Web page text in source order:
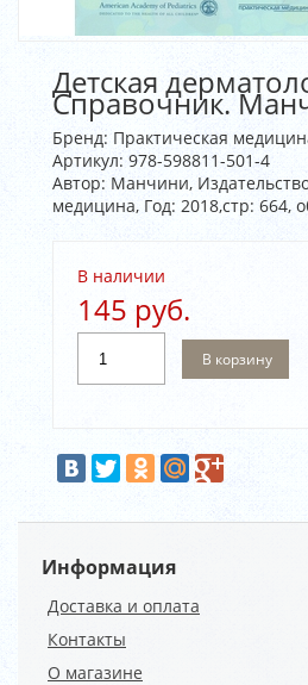
Детская
Справочник.
Бренд: Практическая
Артикул: 978-598811-501-4
Автор: Манчини,
медицина, Год: 2018,стр: 664,
В наличии
145 руб.
В корзину
Информация
Доставка и оплата
Контакты
О магазине